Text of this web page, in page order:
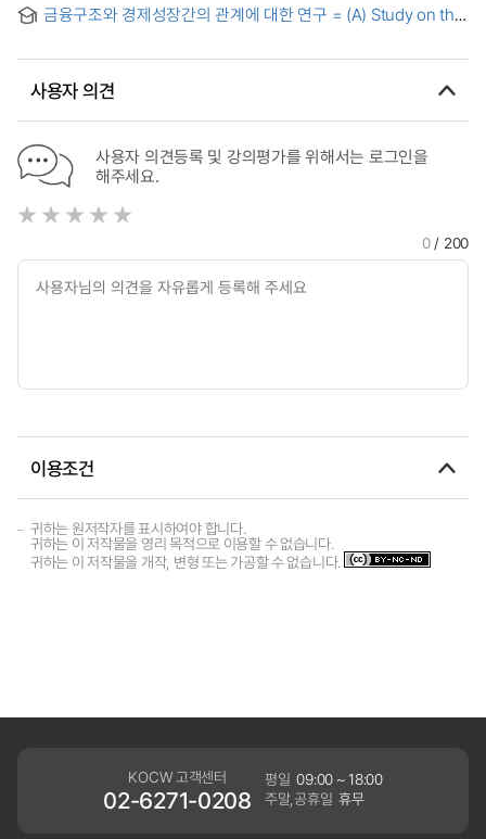
금융구조와 경제성장간의 관계에 대한 연구 = (A) Study on the
Structure
사용자 의견
사용자 의견등록 및 강의평가를 위해서는 로그인을
해주세요.
0/ 200
이용조건
귀하는 원저작자를 표시하여야 합니다.
귀하는 이 저작물을 영리 목적으로 이용할 수 없습니다.
귀하는 이 저작물을 개작, 변형 또는 가공할 수 없습니다.
KOCW 고객센터
02-6271-0208
평일 09:00 ~ 18:00
주말,공휴일 휴무